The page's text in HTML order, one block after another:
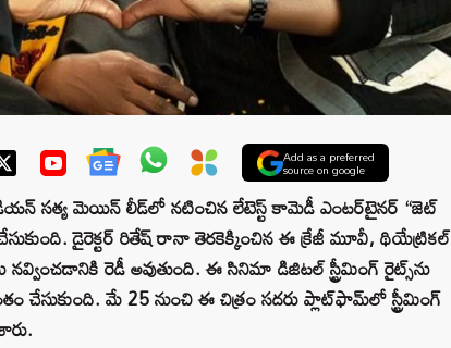
Add as a preferred
source on google
సత్య మెయిన్ లీడ్‌లో నటించిన లేటెస్ట్ కామెడీ ఎంటర్‌టైనర్ “జెట్
డైరెక్టర్ రితేష్ రానా తెరకెక్కించిన ఈ క్రేజీ మూవీ, థియేట్రికల్
నవ్వించడానికి రెడీ అవుతుంది. ఈ సినిమా డిజిటల్ స్ట్రీమింగ్ రైట్స్‌ను
చేసుకుంది. మే 25 నుంచి ఈ చిత్రం సదరు ప్లాట్‌ఫామ్‌లో స్ట్రీమింగ్